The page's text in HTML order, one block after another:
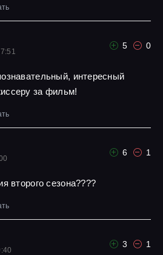
5 0
интересный
за фильм!
6 1
второго сезона????
3 1